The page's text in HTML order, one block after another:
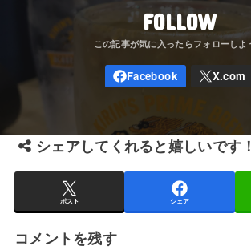
FOLLOW
シェアしてくれると嬉しいです！
ポスト シェア
コメントを残す